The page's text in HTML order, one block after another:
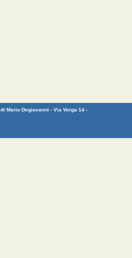
Mario Degiovanni - Via Verga 14 -